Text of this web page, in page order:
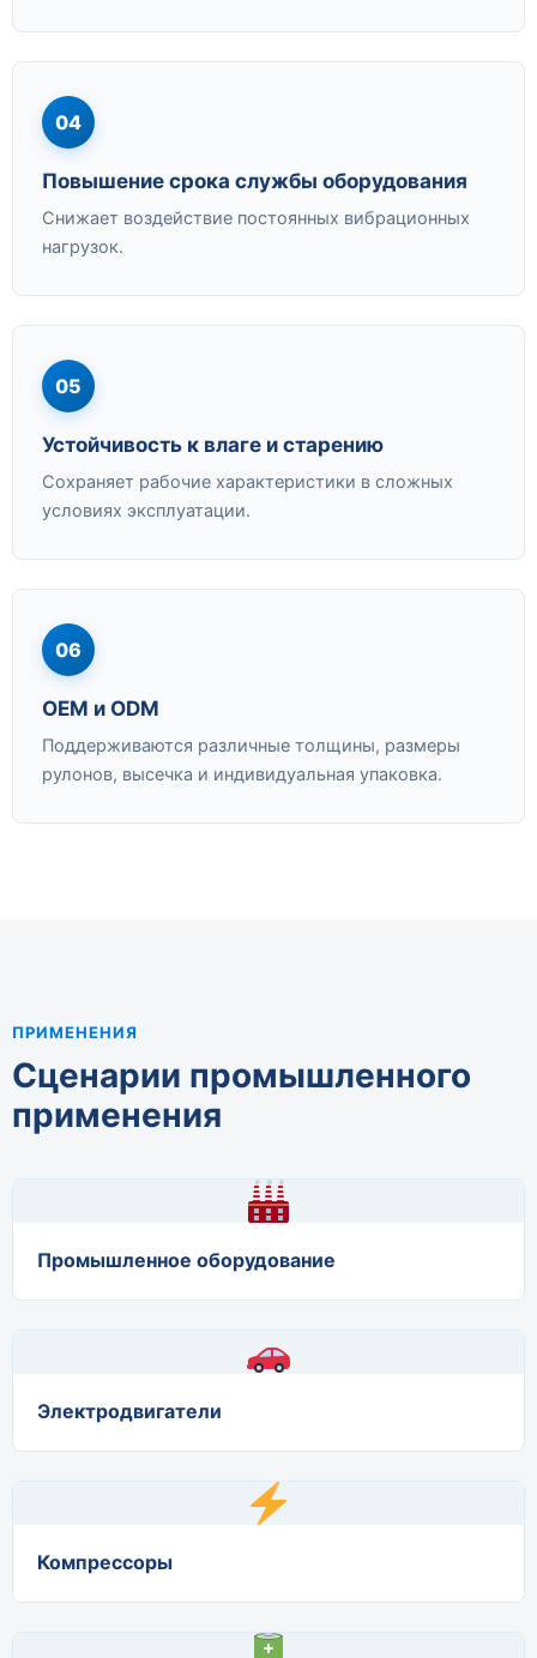
04
Повышение срока службы оборудования
Снижает воздействие постоянных вибрационных
нагрузок.
05
Устойчивость к влаге и старению
Сохраняет рабочие характеристики в сложных
условиях эксплуатации.
06
OEM и ODM
Поддерживаются различные толщины, размеры
рулонов, высечка и индивидуальная упаковка.
ПРИМЕНЕНИЯ
Сценарии промышленного
применения
Промышленное оборудование
Электродвигатели
Компрессоры